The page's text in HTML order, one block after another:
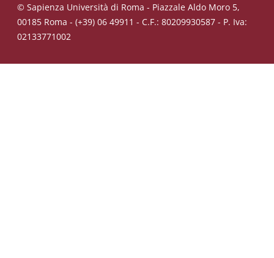
© Sapienza Università di Roma - Piazzale Aldo Moro 5,
00185 Roma - (+39) 06 49911 - C.F.: 80209930587 - P. Iva:
02133771002